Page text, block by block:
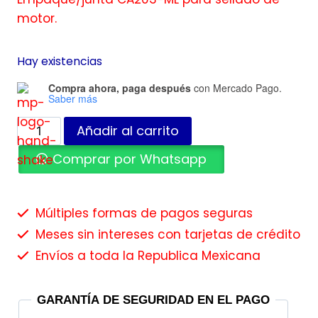
motor.
Hay existencias
Compra ahora, paga después con Mercado Pago.
Saber más
Añadir al carrito
Comprar por Whatsapp
Múltiples formas de pagos seguras
Meses sin intereses con tarjetas de crédito
Envíos a toda la Republica Mexicana
GARANTÍA DE SEGURIDAD EN EL PAGO